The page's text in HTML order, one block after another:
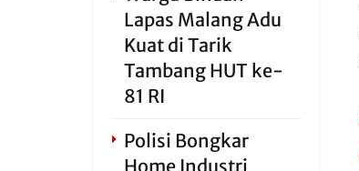
Lapas Malang Adu
Kuat di Tarik
Tambang HUT ke-
81 RI
Polisi Bongkar
Home Industri